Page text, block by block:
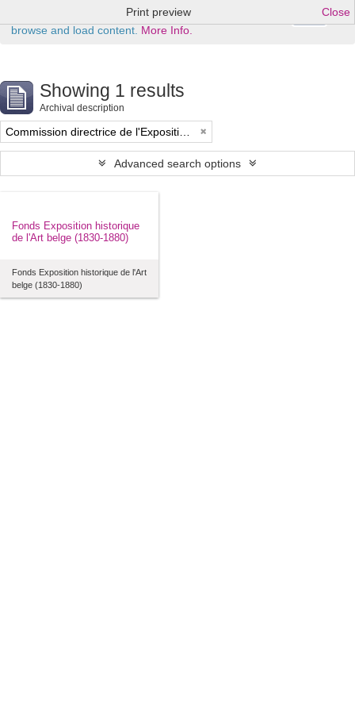
This website uses cookies to enhance your ability to
browse and load content. More Info.
Print preview Close
Showing 1 results
Archival description
Advanced search options
Fonds Exposition historique
de l'Art belge (1830-1880)
Fonds Exposition historique de l'Art
belge (1830-1880)